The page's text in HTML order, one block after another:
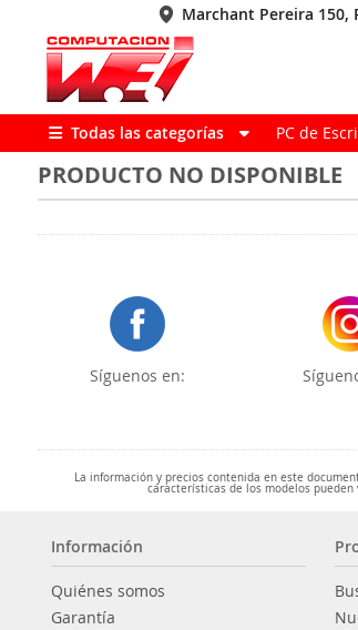
Marchant Pereira 150,
Todas las categorías PC de
PRODUCTO NO DISPONIBLE
Síguenos en:
La información y precios contenida en este
características de los modelos
Información
Quiénes somos
Garantía